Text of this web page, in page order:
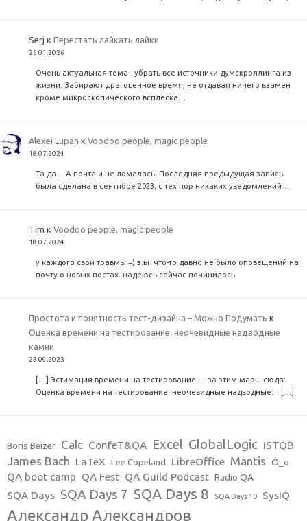
Serj кПерестать лайкать лайки
26.01.2026
Очень актуальная тема - убрать все источники думскроллинга из
жизни. Забирают драгоценное время, не отдавая ничего взамен
кроме микроскопического всплеска…
Alexei Lupan кVoodoo people, magic people
18.07.2024
Та да… А почта и не ломалась. Последняя предыдущая запись
была сделана в сентябре 2023, с тех пор никаких уведомлений…
Tim кVoodoo people, magic people
18.07.2024
у каждого свои травмы =) з.ы. что-то давно не было оповещений на
почту о новых постах. надеюсь сейчас починилось
Простота и понятность тест-дизайна – Можно Подумать к
Оценка времени на тестирование: неочевидные надводные
камни
23.09.2023
[…] Эстимация времени на тестирование — за этим марш сюда:
Оценка времени на тестирование: неочевидные надводные… […]
Boris Beizer Calc ConfeT&QA Excel GlobalLogic ISTQB
James Bach LaTeX Lee Copeland LibreOffice Mantis O_o
QA boot camp QA Fest QA Guild Podcast Radio QA
SQA Days SQA Days 7 SQA Days 8 SQA Days 10 SysIQ
Александр Александров